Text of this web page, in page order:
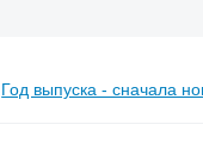
Год выпуска - сначала